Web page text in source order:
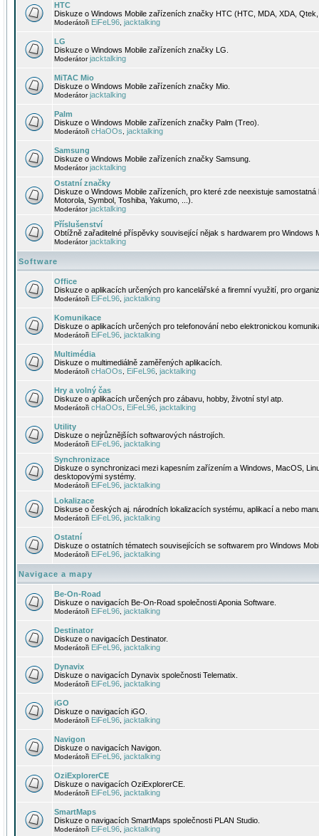
HTC
Diskuze o Windows Mobile zařízeních značky HTC (HTC, MDA, XDA,
Moderátoři EiFeL96 jacktalking
LG
Diskuze o Windows Mobile zařízeních značky LG.
Moderátorjacktalking
MiTAC Mio
Diskuze o Windows Mobile zařízeních značky Mio.
Moderátorjacktalking
Palm
Diskuze o Windows Mobile zařízeních značky Palm (Treo).
Moderátoři cHaOOs jacktalking
Samsung
Diskuze o Windows Mobile zařízeních značky Samsung.
Moderátorjacktalking
Ostatní značky
Diskuze o Windows Mobile zařízeních, pro které zde neexistuje
Motorola, Symbol, Toshiba, Yakumo, ...).
Moderátorjacktalking
Příslušenství
Obtížně zařaditelné příspěvky související nějak s hardwarem pro Windows
Moderátorjacktalking
Software
Office
Diskuze o aplikacích určených pro kancelářské a firemní využití, pro
Moderátoři EiFeL96 jacktalking
Komunikace
Diskuze o aplikacích určených pro telefonování nebo elektronickou
Moderátoři EiFeL96 jacktalking
Multimédia
Diskuze o multimediálně zaměřených aplikacích.
Moderátoři cHaOOs EiFeL96 jacktalking
Hry a volný čas
Diskuze o aplikacích určených pro zábavu, hobby, životní styl atp.
Moderátoři cHaOOs EiFeL96 jacktalking
Utility
Diskuze o nejrůznějších softwarových nástrojích.
Moderátoři EiFeL96 jacktalking
Synchronizace
Diskuze o synchronizaci mezi kapesním zařízením a Windows, MacOS,
desktopovými systémy.
Moderátoři EiFeL96 jacktalking
Lokalizace
Diskuse o českých aj. národních lokalizacích systému, aplikací a nebo
Moderátoři EiFeL96 jacktalking
Ostatní
Diskuze o ostatních tématech souvisejících se softwarem pro Windows
Moderátoři EiFeL96 jacktalking
Navigace a mapy
Be-On-Road
Diskuze o navigacích Be-On-Road společnosti Aponia Software.
Moderátoři EiFeL96 jacktalking
Destinator
Diskuze o navigacích Destinator.
Moderátoři EiFeL96 jacktalking
Dynavix
Diskuze o navigacích Dynavix společnosti Telematix.
Moderátoři EiFeL96 jacktalking
iGO
Diskuze o navigacích iGO.
Moderátoři EiFeL96 jacktalking
Navigon
Diskuze o navigacích Navigon.
Moderátoři EiFeL96 jacktalking
OziExplorerCE
Diskuze o navigacích OziExplorerCE.
Moderátoři EiFeL96 jacktalking
SmartMaps
Diskuze o navigacích SmartMaps společnosti PLAN Studio.
Moderátoři EiFeL96 jacktalking